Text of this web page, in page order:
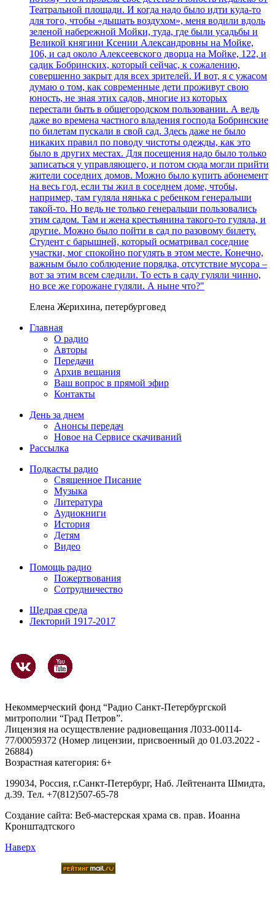
Театральной площади. И когда надо было идти куда-то
для того, чтобы «дышать воздухом», меня водили вдоль
зеленой набережной Мойки, туда, где были усадьбы и
Великой княгини Ксении Александровны на Мойке,
106, и сад около Алексеевского дворца на Мойке, 122, и
садик Бобринских, который сейчас, к сожалению,
совершенно закрыт для всех зрителей. И вот, я с ужасом
думаю о том, как современные дети проживут свою
юность, не зная этих садов, многие из которых
перестали быть в общегородском пользовании. А ведь
даже во времена частного владения господа Бобринские
по билетам пускали в свой сад. Здесь даже не было
никаких правил по поводу чистоты одежды, как это
было в других местах. Для посещения надо было только
записаться у управляющего, и потом сюда могли прийти
жители соседних домов. Можно было купить абонемент
на весь год, если ты жил в соседнем доме, чтобы,
например, там гуляла нянька с ребенком генеральши
такой-то. Но ведь не только генеральши пользовались
этим садом. Там и жена крестьянина такого-то гуляла, и
другие. Можно было пойти в сад по разовому билету.
Студент с барышней, который осматривал соседние
участки, мог спокойно погулять в этом месте. Конечно,
важным было соблюдение порядка, отсутствие мусора –
вот за этим всем следили. То есть в саду гуляли чинно,
но все же горожане гуляли. А ныне что?"
Елена Жерихина, петербурговед
Главная
О радио
Авторы
Передачи
Архив вещания
Ваш вопрос в прямой эфир
Контакты
День за днем
Анонсы передач
Новое на Сервисе скачиваний
Рассылка
Подкасты радио
Священное Писание
Музыка
Литература
Аудиокниги
История
Детям
Видео
Помощь радио
Пожертвования
Сотрудничество
Щедрая среда
Лекторий 1917-2017
Некоммерческий фонд “Радио Санкт-Петербургской
митрополии “Град Петров”.
Лицензия на осуществление радиовещания Л033-00114-
77/00059372 (Номер лицензии, присвоенный до 01.03.2022 -
26884)
Возрастная категория: 6+
199034, Россия, г.Санкт-Петербург, Наб. Лейтенанта Шмидта,
д.39. Тел. +7(812)507-65-78
Создание сайта: Веб-мастерская храма св. прав. Иоанна
Кронштадтского
Наверх